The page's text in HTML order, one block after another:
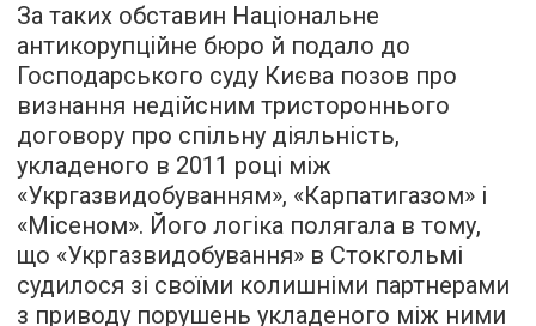
За таких обставин Національне
антикорупційне бюро й подало до
Господарського суду Києва позов про
визнання недійсним тристороннього
договору про спільну діяльність,
укладеного в 2011 році між
«Укргазвидобуванням», «Карпатигазом» і
«Місеном». Його логіка полягала в тому,
що «Укргазвидобування» в Стокгольмі
судилося зі своїми колишніми партнерами
з приводу порушень укладеного між ними